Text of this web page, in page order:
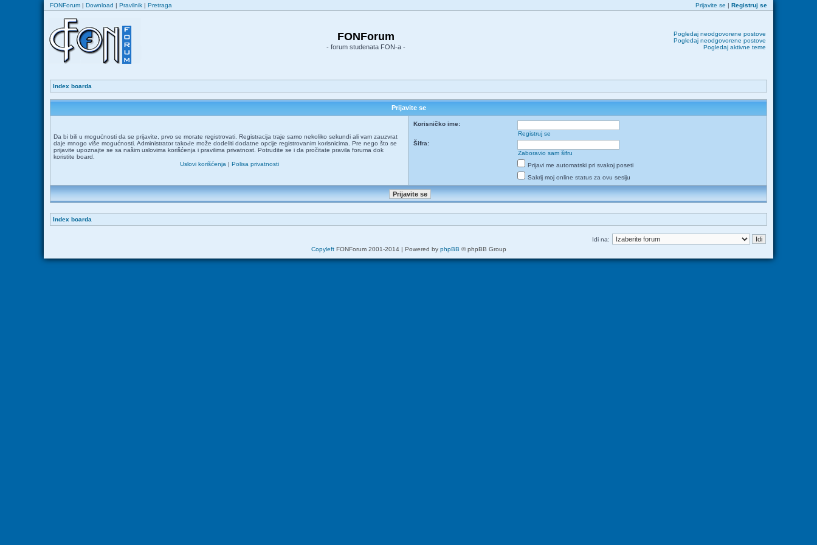
FONForum | Download | Pravilnik | Pretraga Prijavite se | Registruj se
FONForum
- forum studenata FON-a -
Pogledaj neodgovorene postove
Pogledaj neodgovorene postove
Pogledaj aktivne teme
Index boarda
Prijavite se
Da bi bili u mogućnosti da se prijavite, prvo se morate registrovati. Registracija traje samo nekoliko sekundi ali vam zauzvrat
daje mnogo više mogućnosti. Administrator takođe može dodeliti dodatne opcije registrovanim korisnicima. Pre nego što se
prijavite upoznajte se sa našim uslovima korišćenja i pravilima privatnost. Potrudite se i da pročitate pravila foruma dok
koristite board.
Uslovi korišćenja | Polisa privatnosti
Korisničko ime:
Registruj se
Šifra:
Zaboravio sam šifru
Prijavi me automatski pri svakoj poseti
Sakrij moj online status za ovu sesiju
Index boarda
Idi na:
CopyleftFONForum 2001-2014 | Powered by phpBB © phpBB Group